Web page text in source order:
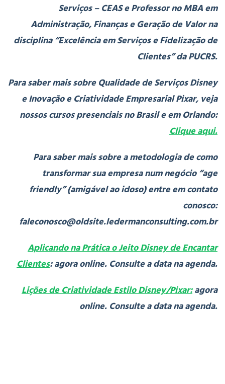
Serviços – CEAS e Professor no MBA em
Administração, Finanças e Geração de Valor na
disciplina “Excelência em Serviços e Fidelização de
Clientes” da PUCRS.
Para saber mais sobre Qualidade de Serviços Disney
e Inovação e Criatividade Empresarial Pixar, veja
nossos cursos presenciais no Brasil e em Orlando:
Clique aqui.
Para saber mais sobre a metodologia de como
transformar sua empresa num negócio “age
friendly” (amigável ao idoso) entre em contato
conosco:
faleconosco@oldsite.ledermanconsulting.com.br
Aplicando na Prática o Jeito Disney de Encantar
Clientes: agora online. Consulte a data na agenda.
Lições de Criatividade Estilo Disney/Pixar:agora
online. Consulte a data na agenda.